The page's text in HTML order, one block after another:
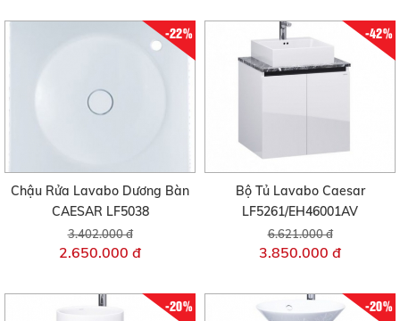
-22%
Chậu Rửa Lavabo Dương Bàn
CAESAR LF5038
3.402.000 đ
2.650.000 đ
-42%
Bộ Tủ Lavabo Caesar
LF5261/EH46001AV
6.621.000 đ
3.850.000 đ
-20% -20%